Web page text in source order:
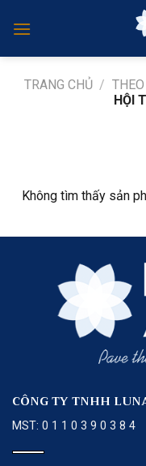
TRANG CHỦ /
HỘI
Không tìm thấy sản
CÔNG TY TNHH
MST: 0 1 1 0 3 9 0 3 8 4